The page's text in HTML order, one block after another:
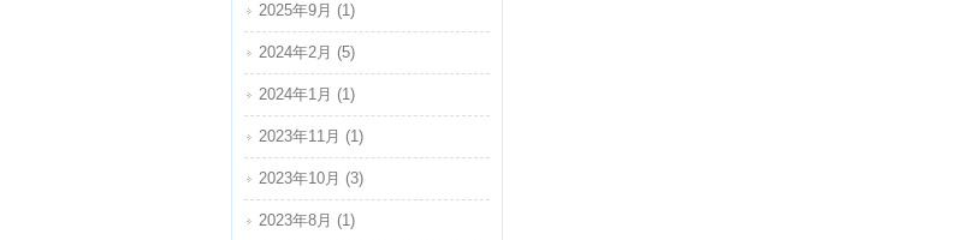
2025年9月 (1)
2024年2月 (5)
2024年1月 (1)
2023年11月 (1)
2023年10月 (3)
2023年8月 (1)